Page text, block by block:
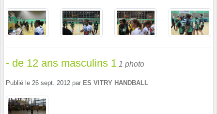
- de 12 ans masculins 1 1 photo
Publié le 26 sept. 2012 par ES VITRY HANDBALL